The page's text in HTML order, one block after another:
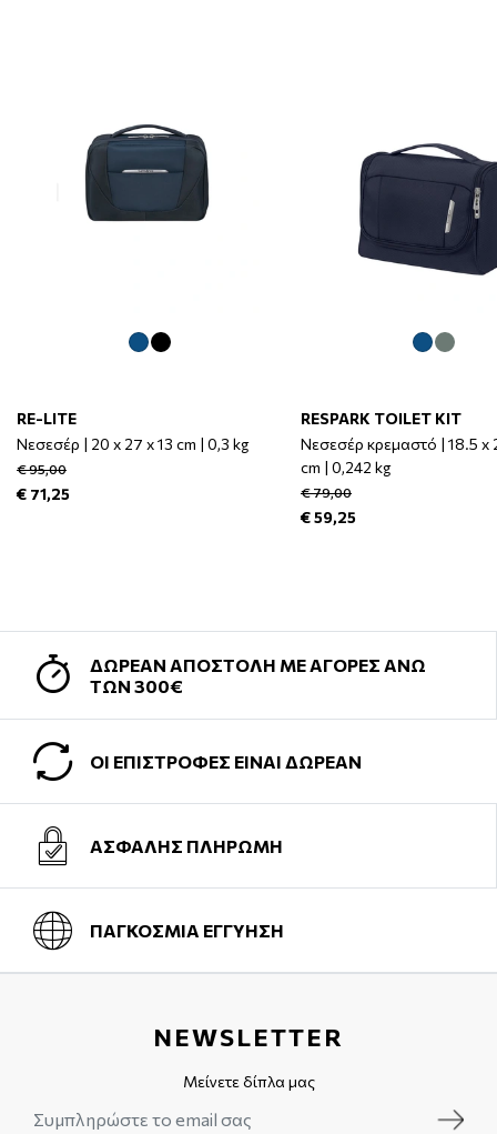
RE-LITE
Νεσεσέρ | 20 x 27 x 13 cm | 0,3 kg
€ 95,00
€ 71,25
RESPARK TOILET KIT
Νεσεσέρ κρεμαστό | 18.5 x
cm | 0,242 kg
€ 79,00
€ 59,25
ΔΩΡΕΑΝ ΑΠΟΣΤΟΛΗ ΜΕ ΑΓΟΡΕΣ ΑΝΩ
ΤΩΝ 300€
ΟΙ ΕΠΙΣΤΡΟΦΕΣ ΕΙΝΑΙ ΔΩΡΕΑΝ
ΑΣΦΑΛΗΣ ΠΛΗΡΩΜΗ
ΠΑΓΚΟΣΜΙΑ ΕΓΓΥΗΣΗ
NEWSLETTER
Μείνετε δίπλα μας